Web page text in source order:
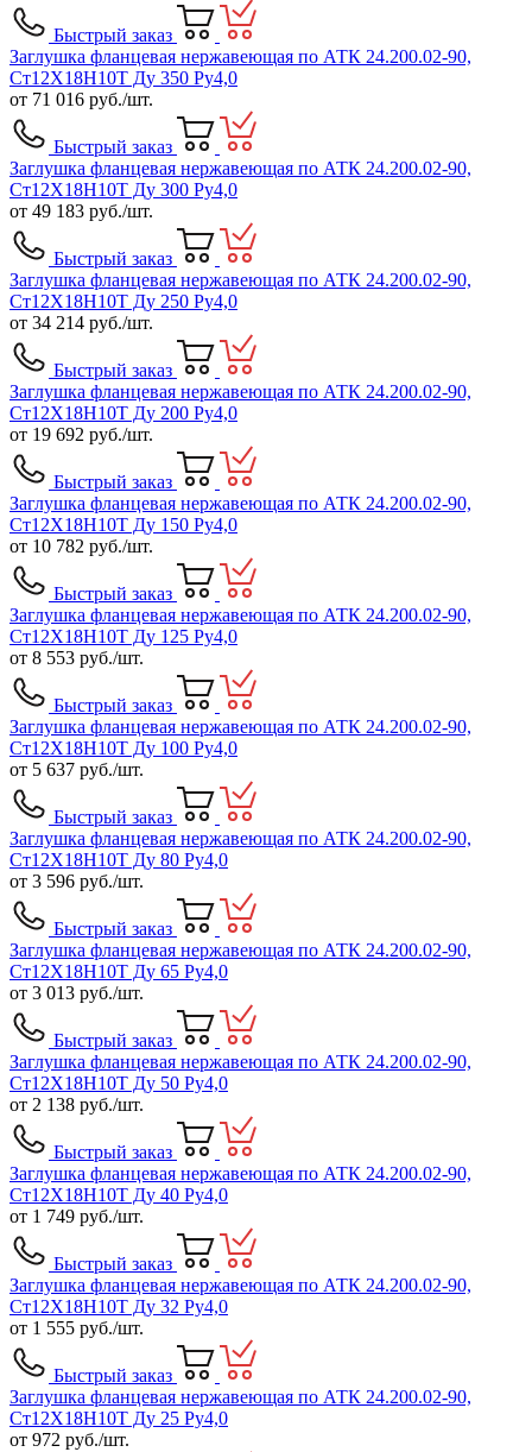
Быстрый заказ
Заглушка фланцевая нержавеющая по АТК 24.200.02-90,
Ст12Х18Н10Т Ду 350 Ру4,0
от 71 016 руб./шт.
Быстрый заказ
Заглушка фланцевая нержавеющая по АТК 24.200.02-90,
Ст12Х18Н10Т Ду 300 Ру4,0
от 49 183 руб./шт.
Быстрый заказ
Заглушка фланцевая нержавеющая по АТК 24.200.02-90,
Ст12Х18Н10Т Ду 250 Ру4,0
от 34 214 руб./шт.
Быстрый заказ
Заглушка фланцевая нержавеющая по АТК 24.200.02-90,
Ст12Х18Н10Т Ду 200 Ру4,0
от 19 692 руб./шт.
Быстрый заказ
Заглушка фланцевая нержавеющая по АТК 24.200.02-90,
Ст12Х18Н10Т Ду 150 Ру4,0
от 10 782 руб./шт.
Быстрый заказ
Заглушка фланцевая нержавеющая по АТК 24.200.02-90,
Ст12Х18Н10Т Ду 125 Ру4,0
от 8 553 руб./шт.
Быстрый заказ
Заглушка фланцевая нержавеющая по АТК 24.200.02-90,
Ст12Х18Н10Т Ду 100 Ру4,0
от 5 637 руб./шт.
Быстрый заказ
Заглушка фланцевая нержавеющая по АТК 24.200.02-90,
Ст12Х18Н10Т Ду 80 Ру4,0
от 3 596 руб./шт.
Быстрый заказ
Заглушка фланцевая нержавеющая по АТК 24.200.02-90,
Ст12Х18Н10Т Ду 65 Ру4,0
от 3 013 руб./шт.
Быстрый заказ
Заглушка фланцевая нержавеющая по АТК 24.200.02-90,
Ст12Х18Н10Т Ду 50 Ру4,0
от 2 138 руб./шт.
Быстрый заказ
Заглушка фланцевая нержавеющая по АТК 24.200.02-90,
Ст12Х18Н10Т Ду 40 Ру4,0
от 1 749 руб./шт.
Быстрый заказ
Заглушка фланцевая нержавеющая по АТК 24.200.02-90,
Ст12Х18Н10Т Ду 32 Ру4,0
от 1 555 руб./шт.
Быстрый заказ
Заглушка фланцевая нержавеющая по АТК 24.200.02-90,
Ст12Х18Н10Т Ду 25 Ру4,0
от 972 руб./шт.